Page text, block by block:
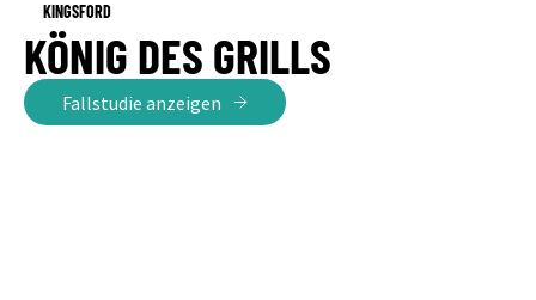
KINGSFORD
KÖNIG DES GRILLS
Fallstudie anzeigen